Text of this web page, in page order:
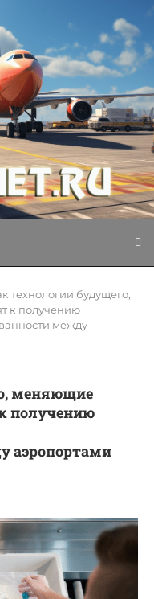
технологии будущего,
к получению
между
меняющие
получению
аэропортами